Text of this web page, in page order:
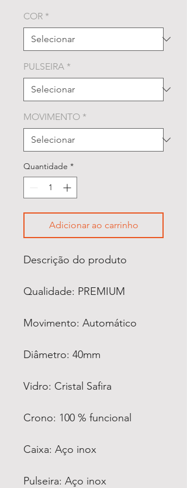
COR *
PULSEIRA *
MOVIMENTO *
Quantidade *
Adicionar ao carrinho
Descrição do produto
Qualidade: PREMIUM
Movimento: Automático
Diâmetro: 40mm
Vidro: Cristal Safira
Crono: 100 % funcional
Caixa: Aço inox
Pulseira: Aço inox